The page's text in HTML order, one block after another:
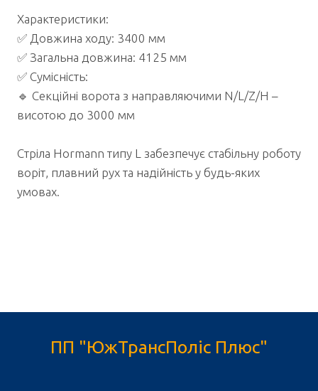
Характеристики:
✅ Довжина ходу: 3400 мм
✅ Загальна довжина: 4125 мм
✅ Сумісність:
🔹 Секційні ворота з направляючими N/L/Z/H –
висотою до 3000 мм
Стріла Hormann типу L забезпечує стабільну роботу
воріт, плавний рух та надійність у будь-яких
умовах.
ПП "ЮжТрансПоліс Плюс"